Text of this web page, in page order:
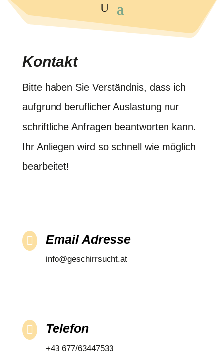
Kontakt
Bitte haben Sie Verständnis, dass ich
aufgrund beruflicher Auslastung nur
schriftliche Anfragen beantworten kann.
Ihr Anliegen wird so schnell wie möglich
bearbeitet!
 Email Adresse
info@geschirrsucht.at
 Telefon
+43 677/63447533